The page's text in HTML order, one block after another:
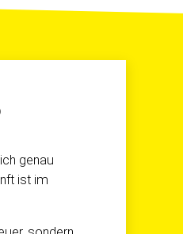
genau
ist im